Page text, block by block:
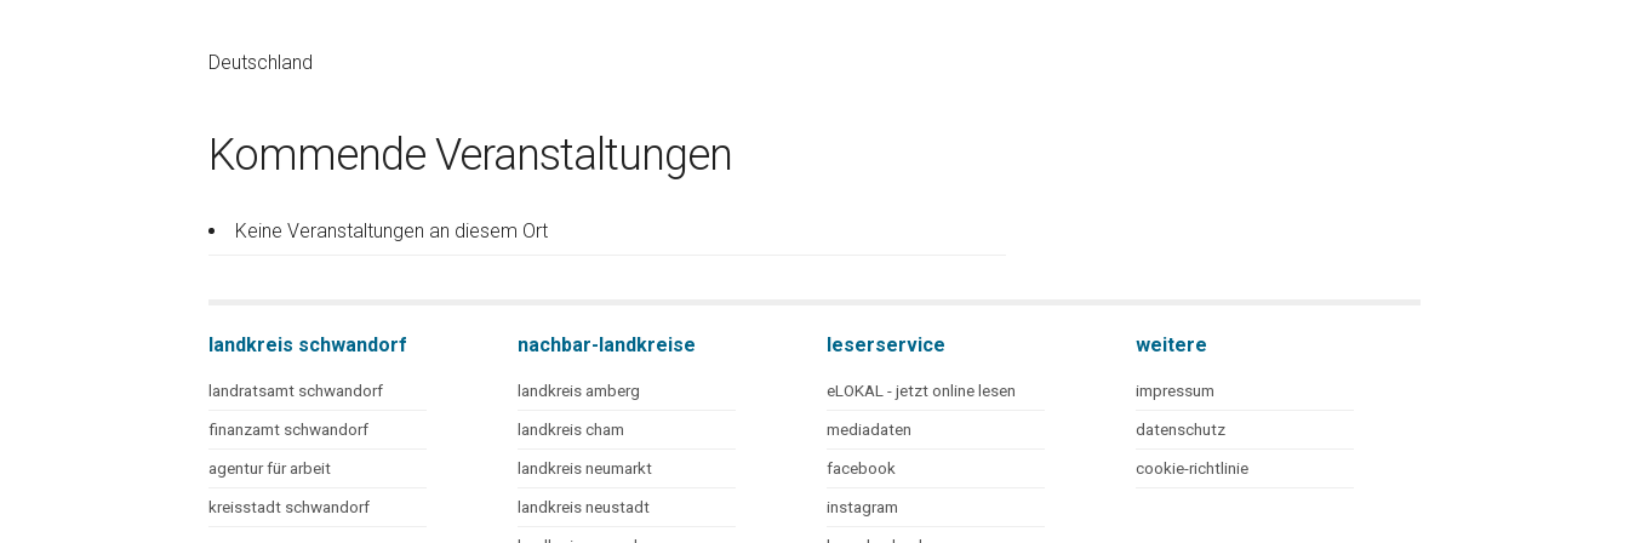
Deutschland
Kommende Veranstaltungen
Keine Veranstaltungen an diesem Ort
landkreis schwandorf
landratsamt schwandorf
finanzamt schwandorf
agentur für arbeit
kreisstadt schwandorf
nachbar-landkreise
landkreis amberg
landkreis cham
landkreis neumarkt
landkreis neustadt
leserservice
eLOKAL - jetzt online lesen
mediadaten
facebook
instagram
weitere
impressum
datenschutz
cookie-richtlinie